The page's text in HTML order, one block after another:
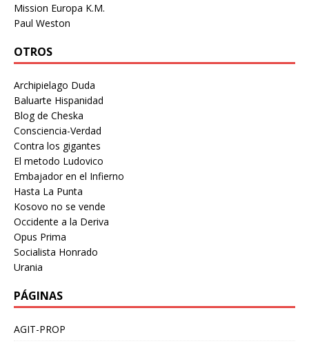
Mission Europa K.M.
Paul Weston
OTROS
Archipielago Duda
Baluarte Hispanidad
Blog de Cheska
Consciencia-Verdad
Contra los gigantes
El metodo Ludovico
Embajador en el Infierno
Hasta La Punta
Kosovo no se vende
Occidente a la Deriva
Opus Prima
Socialista Honrado
Urania
PÁGINAS
AGIT-PROP